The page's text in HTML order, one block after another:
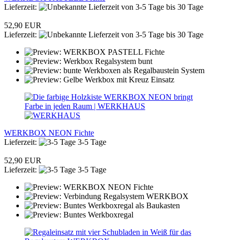
Lieferzeit:
von 3-5 Tage bis 30 Tage
52,90 EUR
Lieferzeit:
von 3-5 Tage bis 30 Tage
WERKBOX NEON Fichte
Lieferzeit:
3-5 Tage
52,90 EUR
Lieferzeit:
3-5 Tage